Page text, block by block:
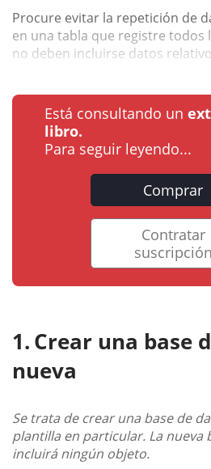
Procure evitar la repetición de
en una tabla que registre todos
no deben incluirse datos
Está consultando un
libro.
Para seguir leyendo...
Comprar
Contratar
suscripción
Crear una base
nueva
Se trata de crear una base de
plantilla en particular. La nueva
incluirá ningún objeto.